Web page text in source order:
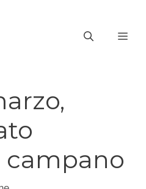
campano